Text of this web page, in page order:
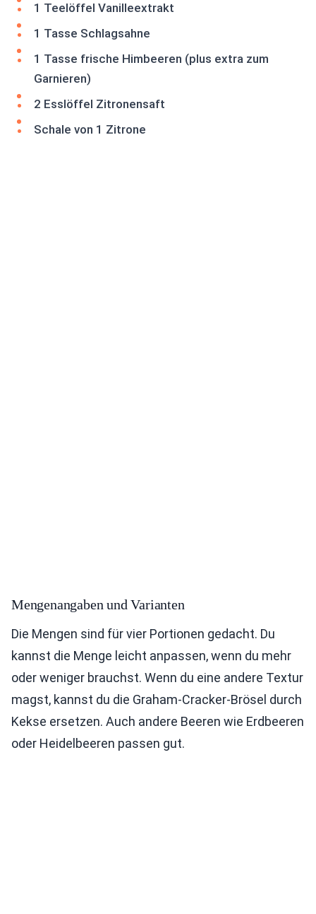
1 Teelöffel Vanilleextrakt
1 Tasse Schlagsahne
1 Tasse frische Himbeeren (plus extra zum
Garnieren)
2 Esslöffel Zitronensaft
Schale von 1 Zitrone
Mengenangaben und Varianten
Die Mengen sind für vier Portionen gedacht. Du
kannst die Menge leicht anpassen, wenn du mehr
oder weniger brauchst. Wenn du eine andere Textur
magst, kannst du die Graham-Cracker-Brösel durch
Kekse ersetzen. Auch andere Beeren wie Erdbeeren
oder Heidelbeeren passen gut.